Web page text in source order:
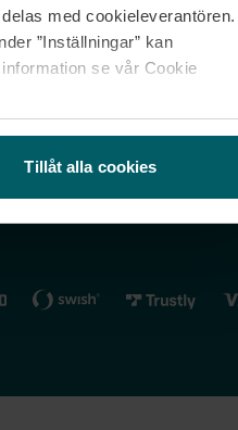
med cookieleverantören.
”Inställningar” kan
se vår Cookie
Tillåt alla cookies